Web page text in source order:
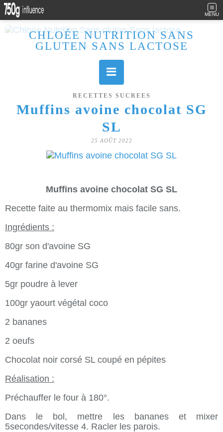
MENU
CHLOÉE NUTRITION SANS
GLUTEN SANS LACTOSE
RECETTES SUCREES
Muffins avoine chocolat SG
SL
25 AOÛT 2022
Muffins avoine chocolat SG SL
Recette faite au thermomix mais facile sans.
Ingrédients :
80gr son d'avoine SG
40gr farine d'avoine SG
5gr poudre à lever
100gr yaourt végétal coco
2 bananes
2 oeufs
Chocolat noir corsé SL coupé en pépites
Réalisation :
Préchauffer le four à 180°.
Dans le bol, mettre les bananes et mixer
5secondes/vitesse 4. Racler les parois.